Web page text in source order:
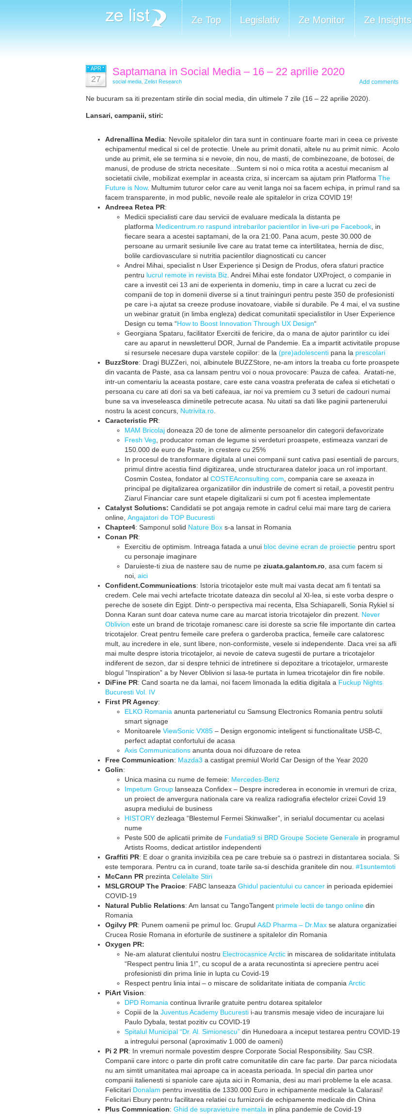
Ze Top Legislativ Ze Monitor Ze Insights
APR
27
Saptamana in Social Media – 16 – 22 aprilie 2020
social media Zelist Research Add comments
Ne bucuram sa iti prezentam stirile din social media, din ultimele 7 zile (16 – 22 aprilie 2020).
Lansari, campanii, stiri:
Adrenallina Media: Nevoile spitalelor din tara sunt in continuare foarte mari in ceea ce priveste
echipamentul medical si cel de protectie. Unele au primit donatii, altele nu au primit nimic. Acolo
unde au primit, ele se termina si e nevoie, din nou, de masti, de combinezoane, de botosei, de
manusi, de produse de stricta necesitate…Suntem si noi o mica rotita a acestui mecanism al
societatii civile, mobilizat exemplar in aceasta criza, si incercam sa ajutam prin Platforma The
Future is Now. Multumim tuturor celor care au venit langa noi sa facem echipa, in primul rand sa
facem transparente, in mod public, nevoile reale ale spitalelor in criza COVID 19!
Andreea Retea PR:
Medicii specialisti care dau servicii de evaluare medicala la distanta pe
platforma Medicentrum.ro raspund intrebarilor pacientilor in live-uri pe Facebook , in
fiecare seara a acestei saptamani, de la ora 21:00. Pana acum, peste 30.000 de
persoane au urmarit sesiunile live care au tratat teme ca intertilitatea, hernia de disc,
bolile cardiovasculare si nutritia pacientilor diagnosticati cu cancer
Andrei Mihai, specialist n User Experience și Design de Produs, ofera sfaturi practice
pentru lucrul remote in revista Biz . Andrei Mihai este fondator UXProject, o companie in
care a investit cei 13 ani de experienta in domeniu, timp in care a lucrat cu zeci de
companii de top in domenii diverse si a tinut traininguri pentru peste 350 de profesionisti
pe care i-a ajutat sa creeze produse inovatoare, viabile si durabile. Pe 4 mai, el va sustine
un webinar gratuit (in limba engleza) dedicat comunitatii specialistilor in User Experience
Design cu tema “How to Boost Innovation Through UX Design“
Georgiana Spataru, facilitator Exercitii de fericire, da o mana de ajutor parintilor cu idei
care au aparut in newsletterul DOR, Jurnal de Pandemie. Ea a impartit activitatile propuse
si resursele necesare dupa varstele copiilor: de la (pre)adolescenti pana la prescolari
BuzzStore: Dragi BUZZeri, noi, albinutele BUZZStore, ne-am intors la treaba cu forte proaspete
din vacanta de Paste, asa ca lansam pentru voi o noua provocare: Pauza de cafea. Aratati-ne,
intr-un comentariu la aceasta postare, care este cana voastra preferata de cafea si etichetati o
persoana cu care ati dori sa va beti cafeaua, iar noi va premiem cu 3 seturi de cadouri numai
bune sa va inveseleasca diminetile petrecute acasa. Nu uitati sa dati like paginii partenerului
nostru la acest concurs, Nutrivita.ro
Caracteristic PR:
MAM Bricolaj doneaza 20 de tone de alimente persoanelor din categorii defavorizate
Fresh Veg , producator roman de legume si verdeturi proaspete, estimeaza vanzari de
150.000 de euro de Paste, in crestere cu 25%
In procesul de transformare digitala al unei companii sunt cativa pasi esentiali de parcurs,
primul dintre acestia fiind digitizarea, unde structurarea datelor joaca un rol important.
Cosmin Costea, fondator al COSTEAconsulting.com , compania care se axeaza in
principal pe digitalizarea organizatiilor din industriile de comert si retail, a povestit pentru
Ziarul Financiar care sunt etapele digitalizarii si cum pot fi acestea implementate
Catalyst Solutions: Candidatii se pot angaja remote in cadrul celui mai mare targ de cariera
online, Angajatori de TOP Bucuresti
Chapter4: Samponul solid Nature Box s-a lansat in Romania
Conan PR:
Exercitiu de optimism. Intreaga fatada a unui bloc devine ecran de proiectie pentru sport
cu personaje imaginare
Daruieste-ti ziua de nastere sau de nume pe ziuata.galantom.ro , asa cum facem si
noi, aici
Confident.Communications: Istoria tricotajelor este mult mai vasta decat am fi tentati sa
credem. Cele mai vechi artefacte tricotate dateaza din secolul al XI-lea, si este vorba despre o
pereche de sosete din Egipt. Dintr-o perspectiva mai recenta, Elsa Schiaparelli, Sonia Rykiel si
Donna Karan sunt doar cateva nume care au marcat istoria tricotajelor din prezent. Never
Oblivion este un brand de tricotaje romanesc care isi doreste sa scrie file importante din cartea
tricotajelor. Creat pentru femeile care prefera o garderoba practica, femeile care calatoresc
mult, au incredere in ele, sunt libere, non-conformiste, vesele si independente. Daca vrei sa afli
mai multe despre istoria tricotajelor, ai nevoie de cateva sugestii de purtare a tricotajelor
indiferent de sezon, dar si despre tehnici de intretinere si depozitare a tricotajelor, urmareste
blogul ”Inspiration” a by Never Oblivion si lasa-te purtata in lumea tricotajelor din fire nobile.
DiFine PR: Cand soarta ne da lamai, noi facem limonada la editia digitala a Fuckup Nights
Bucuresti Vol. IV
First PR Agency:
ELKO Romania anunta parteneriatul cu Samsung Electronics Romania pentru solutii
smart signage
Monitoarele ViewSonic VX85 – Design ergonomic inteligent si functionalitate USB-C,
perfect adaptat confortului de acasa
Axis Communications anunta doua noi difuzoare de retea
Free Communication: Mazda3 a castigat premiul World Car Design of the Year 2020
Golin:
Unica masina cu nume de femeie: Mercedes-Benz
Impetum Group lanseaza Confidex – Despre increderea in economie in vremuri de criza,
un proiect de anvergura nationala care va realiza radiografia efectelor crizei Covid 19
asupra mediului de business
HISTORY dezleaga “Blestemul Fermei Skinwalker”, in serialul documentar cu acelasi
nume
Peste 500 de aplicatii primite de Fundatia9 si BRD Groupe Societe Generale in programul
Artists Rooms, dedicat artistilor independenti
Graffiti PR: E doar o granita invizibila cea pe care trebuie sa o pastrezi in distantarea sociala. Si
este temporara. Pentru ca in curand, toate tarile sa-si deschida granitele din nou. #1suntemtoti
McCann PR prezinta Celelalte Stiri
MSLGROUP The Pracice: FABC lanseaza Ghidul pacientului cu cancer in perioada epidemiei
COVID-19
Natural Public Relations: Am lansat cu TangoTangent primele lectii de tango online din
Romania
Ogilvy PR: Punem oamenii pe primul loc. Grupul A&D Pharma – Dr.Max se alatura organizatiei
Crucea Rosie Romana in eforturile de sustinere a spitalelor din Romania
Oxygen PR:
Ne-am alaturat clientului nostru Electrocasnice Arctic in miscarea de solidaritate intitulata
“Respect pentru linia 1!”, cu scopul de a arata recunostinta si apreciere pentru acei
profesionisti din prima linie in lupta cu Covid-19
Respect pentru linia intai – o miscare de solidaritate initiata de compania Arctic
PiArt Vision:
DPD Romania continua livrarile gratuite pentru dotarea spitalelor
Copiii de la Juventus Academy Bucuresti i-au transmis mesaje video de incurajare lui
Paulo Dybala, testat pozitiv cu COVID-19
Spitalul Municipal “Dr. Al. Simionescu” din Hunedoara a inceput testarea pentru COVID-19
a intregului personal (aproximativ 1.000 de oameni)
Pi 2 PR: In vremuri normale povestim despre Corporate Social Responsibility. Sau CSR.
Companii care intorc o parte din profit catre comunitatile din care fac parte. Dar parca niciodata
nu am simtit umanitatea mai aproape ca in aceasta perioada. In special din partea unor
companii italienesti si spaniole care ajuta aici in Romania, desi au mari probleme la ele acasa.
Felicitari Donalam pentru investitia de 1330.000 Euro in echipamente medicale la Calarasi!
Felicitari Ebury pentru facilitarea relatiei cu furnizorii de echipamente medicale din China
Plus Commnication: Ghid de supravietuire mentala in plina pandemie de Covid-19